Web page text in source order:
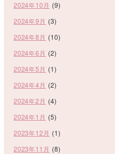
2024年10月 (9)
2024年9月 (3)
2024年8月 (10)
2024年6月 (2)
2024年5月 (1)
2024年4月 (2)
2024年2月 (4)
2024年1月 (5)
2023年12月 (1)
2023年11月 (8)